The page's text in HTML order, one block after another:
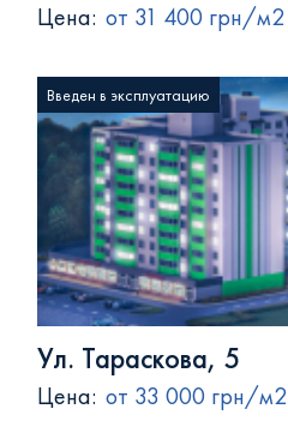
Цена: от 31 400 грн/м2
Введен в эксплуатацию
Ул. Тараскова, 5
Цена: от 33 000 грн/м2